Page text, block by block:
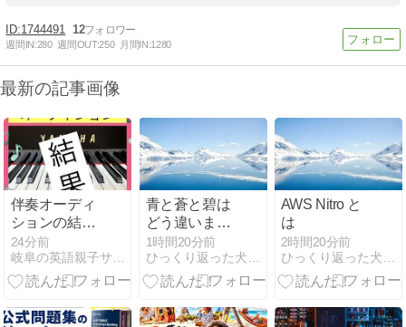
1744491 12
週間IN:280 週間OUT:250 月間IN:1280
最新の記事画像
伴奏オーディ
ションの結
果！
24分前
青と蒼と碧は
どう違います
か？
1時間20分前
AWS Nitro と
は
2時間20分前